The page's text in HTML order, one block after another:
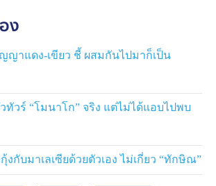
ายินดี ส่วนตัวยังไม่ได้โทรศัพท์แสดงความ
สก็จะขอคำแนะนำ
ง
ญาแดง-เขียว ชี้ ผสมกันไปมาก็เป็น
ทัวร์ “โมนาโก” จริง แต่ไม่ได้แอบไปพบ
งกับมาเลเซียด้วยตัวเอง ไม่เกี่ยว “ทักษิณ”